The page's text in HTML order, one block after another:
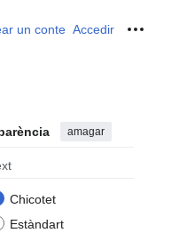
un conte Accedir
amagar
Chicotet
Estàndart